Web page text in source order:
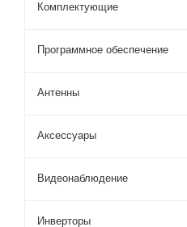
Комплектующие
Программное обеспечение
Антенны
Аксессуары
Видеонаблюдение
Инверторы